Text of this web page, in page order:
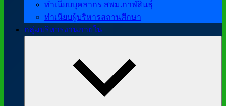
ทำเนียบบุคลากร สพม.กาฬสินธุ์
ทำเนียบผู้บริหารสถานศึกษา
กลุ่มบริหารงานภายใน